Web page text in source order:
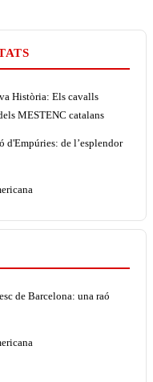
Història: Els cavalls
MESTENC catalans
d'Empúries: de l’esplendor
de Barcelona: una raó